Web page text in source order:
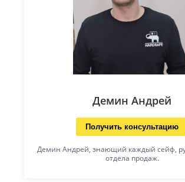
Демин Андрей
Получить консультацию
Демин Андрей, знающий каждый сейф,
отдела продаж.